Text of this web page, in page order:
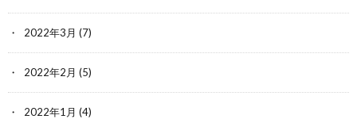
2022年3月 (7)
2022年2月 (5)
2022年1月 (4)